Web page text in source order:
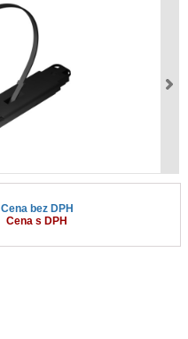
Cena bez DPH
Cena s DPH